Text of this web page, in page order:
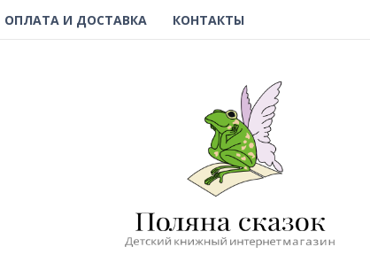
ОПЛАТА И ДОСТАВКА КОНТАКТЫ